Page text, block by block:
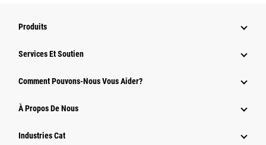
Produits
Services Et Soutien
Comment Pouvons-Nous Vous Aider?
À Propos De Nous
Industries Cat